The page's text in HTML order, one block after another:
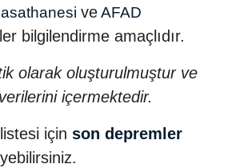
veAFAD
bilgilendirme amaçlıdır.
olarak oluşturulmuştur ve
içermektedir.
için son depremler